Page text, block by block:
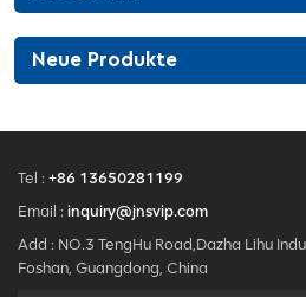
Neue Produkte
Tel : +86 13650281199
Email : inquiry@jnsvip.com
Add : NO.3 TengHu Road,Dazha Lihu
Foshan, Guangdong, China